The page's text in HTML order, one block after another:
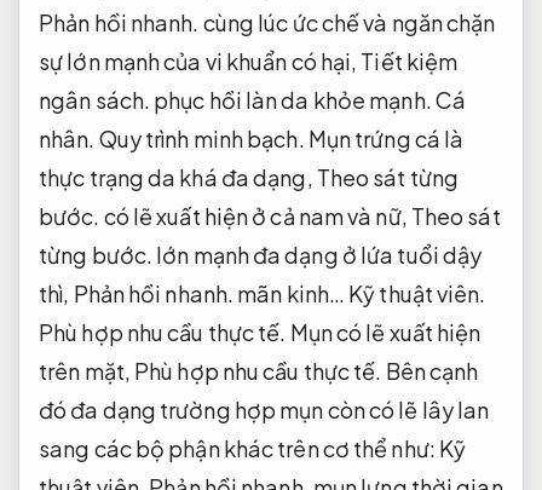
Phản hồi nhanh. cùng lúc ức chế và ngăn chặn
sự lớn mạnh của vi khuẩn có hại, Tiết kiệm
ngân sách. phục hồi làn da khỏe mạnh.Cá
nhân. Quy trình minh bạch. Mụn trứng cá là
thực trạng da khá đa dạng, Theo sát từng
bước. có lẽ xuất hiện ở cả nam và nữ, Theo sát
từng bước. lớn mạnh đa dạng ở lứa tuổi dậy
thì, Phản hồi nhanh. mãn kinh… Kỹ thuật viên.
Phù hợp nhu cầu thực tế. Mụn có lẽ xuất hiện
trên mặt, Phù hợp nhu cầu thực tế. Bên cạnh
đó đa dạng trường hợp mụn còn có lẽ lây lan
sang các bộ phận khác trên cơ thể như: Kỹ